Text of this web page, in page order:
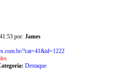
por: James
?cat=41&id=1222
Destaque